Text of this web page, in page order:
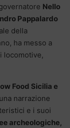
Nello
Pappalardo
della
ha messo a
locomotive,
Food Sicilia e
narrazione
e i suoi
archeologiche,